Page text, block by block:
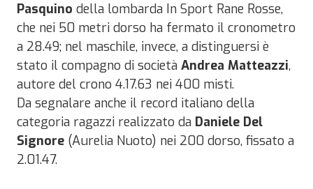
Pasquino della lombarda In Sport Rane Rosse,
che nei 50 metri dorso ha fermato il cronometro
a 28.49; nel maschile, invece, a distinguersi è
stato il compagno di società Andrea Matteazzi,
autore del crono 4.17.63 nei 400 misti.
Da segnalare anche il record italiano della
categoria ragazzi realizzato da Daniele Del
Signore (Aurelia Nuoto) nei 200 dorso, fissato a
2.01.47.